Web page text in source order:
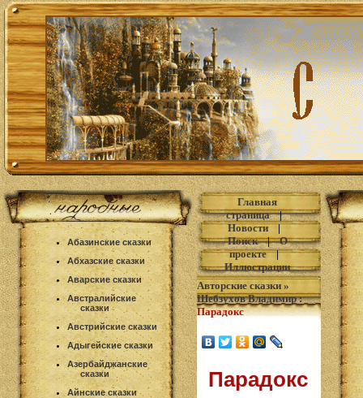
Абазинские сказки
Абхазские сказки
Аварские сказки
Австралийские
сказки
Австрийские сказки
Адыгейские сказки
Азербайджанские
сказки
Айнские сказки
Главная
страница|
Новости|
Поиск|О
проекте|
Иллюстрации
Авторские сказки »
Шебзухов Владимир:
Парадокс
Парадокс